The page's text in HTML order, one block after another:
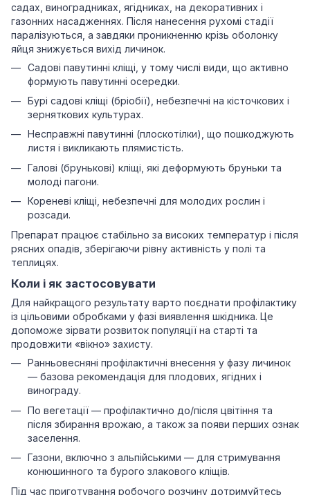
садах, виноградниках, ягідниках, на декоративних і
газонних насадженнях. Після нанесення рухомі стадії
паралізуються, а завдяки проникненню крізь оболонку
яйця знижується вихід личинок.
Садові павутинні кліщі, у тому числі види, що активно
формують павутинні осередки.
Бурі садові кліщі (бріобії), небезпечні на кісточкових і
зерняткових культурах.
Несправжні павутинні (плоскотілки), що пошкоджують
листя і викликають плямистість.
Галові (брунькові) кліщі, які деформують бруньки та
молоді пагони.
Кореневі кліщі, небезпечні для молодих рослин і
розсади.
Препарат працює стабільно за високих температур і після
рясних опадів, зберігаючи рівну активність у полі та
теплицях.
Коли і як застосовувати
Для найкращого результату варто поєднати профілактику
із цільовими обробками у фазі виявлення шкідника. Це
допоможе зірвати розвиток популяції на старті та
продовжити «вікно» захисту.
Ранньовесняні профілактичні внесення у фазу личинок
— базова рекомендація для плодових, ягідних і
винограду.
По вегетації — профілактично до/після цвітіння та
після збирання врожаю, а також за появи перших ознак
заселення.
Газони, включно з альпійськими — для стримування
конюшинного та бурого злакового кліщів.
Під час приготування робочого розчину дотримуйтесь